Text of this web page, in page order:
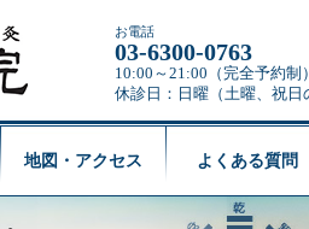
お電話
03-6300-0763
10:00～21:00（完全予約制）
休診日：日曜（土曜、祝日
地図・アクセス よくある質問